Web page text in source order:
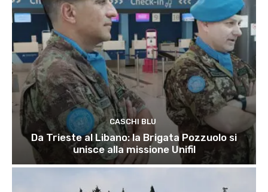
CASCHI BLU
Da Trieste al Libano: la Brigata Pozzuolo si
unisce alla missione Unifil